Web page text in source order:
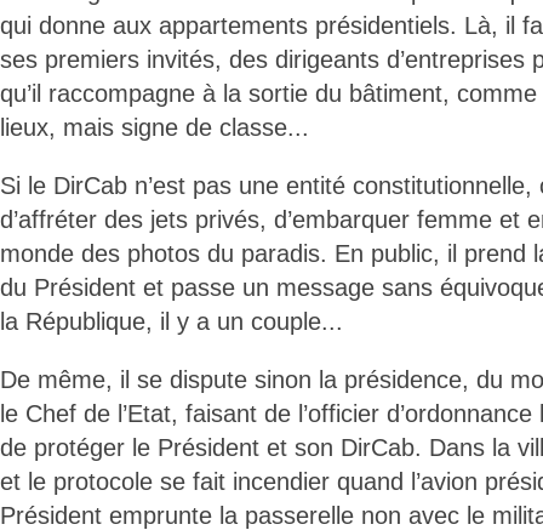
qui donne aux appartements présidentiels. Là, il
ses premiers invités, des dirigeants d’entreprises
qu’il raccompagne à la sortie du bâtiment,
lieux, mais signe de classe...
Si le DirCab n’est pas une entité constitutionnelle,
d’affréter des jets privés, d’embarquer femme et
monde des photos du paradis. En public, il prend
du Président et passe un message sans
la République, il y a un couple...
De même, il se dispute sinon la présidence, du
le Chef de l’Etat, faisant de l’officier
de protéger le Président et son DirCab. Dans la
et le protocole se fait incendier quand l’avion
Président emprunte la passerelle non avec le